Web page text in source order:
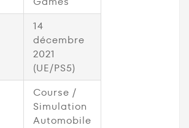
14
décembre
2021
(UE/PS5)
Course /
Simulation
Automobile